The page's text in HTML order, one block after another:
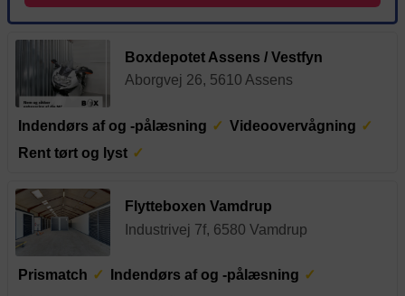
Boxdepotet Assens / Vestfyn
Aborgvej 26, 5610 Assens
Indendørs af og -pålæsning
Videoovervågning
Rent tørt og lyst
Flytteboxen Vamdrup
Industrivej 7f, 6580 Vamdrup
Prismatch
Indendørs af og -pålæsning